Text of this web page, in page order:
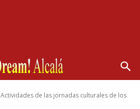
Actividades de las jornadas culturales de los